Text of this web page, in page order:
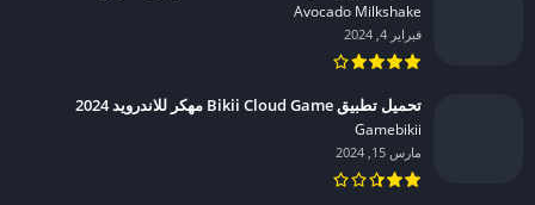
Avocado Milkshake‏
فبراير 4, 2024
تحميل تطبيق Bikii Cloud Game مهكر للاندرويد 2024
Gamebikii‏
مارس 15, 2024